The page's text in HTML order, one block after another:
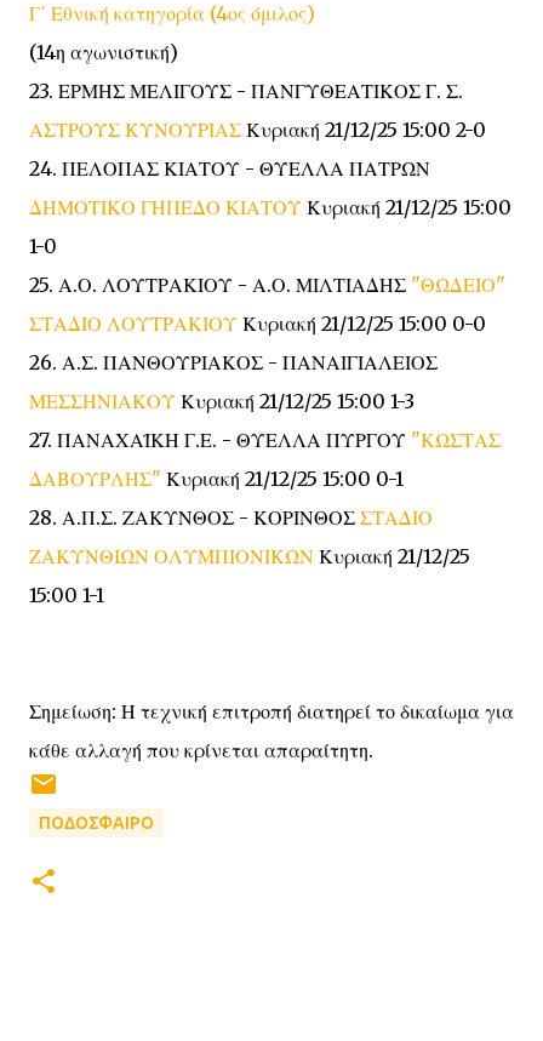
Γ΄ Εθνική κατηγορία (4ος όμιλος)
(14η αγωνιστική)
23. ΕΡΜΗΣ ΜΕΛΙΓΟΥΣ - ΠΑΝΓΥΘΕΑΤΙΚΟΣ Γ. Σ.
ΑΣΤΡΟΥΣ ΚΥΝΟΥΡΙΑΣ Κυριακή 21/12/25 15:00 2-0
24. ΠΕΛΟΠΑΣ ΚΙΑΤΟΥ - ΘΥΕΛΛΑ ΠΑΤΡΩΝ
ΔΗΜΟΤΙΚΟ ΓΗΠΕΔΟ ΚΙΑΤΟΥ Κυριακή 21/12/25 15:00
1-0
25. Α.Ο. ΛΟΥΤΡΑΚΙΟΥ - Α.Ο. ΜΙΛΤΙΑΔΗΣ "ΘΩΔΕΙΟ"
ΣΤΑΔΙΟ ΛΟΥΤΡΑΚΙΟΥ Κυριακή 21/12/25 15:00 0-0
26. Α.Σ. ΠΑΝΘΟΥΡΙΑΚΟΣ - ΠΑΝΑΙΓΙΑΛΕΙΟΣ
ΜΕΣΣΗΝΙΑΚΟΥ Κυριακή 21/12/25 15:00 1-3
27. ΠΑΝΑΧΑΪΚΗ Γ.Ε. - ΘΥΕΛΛΑ ΠΥΡΓΟΥ "ΚΩΣΤΑΣ
ΔΑΒΟΥΡΛΗΣ" Κυριακή 21/12/25 15:00 0-1
28. Α.Π.Σ. ΖΑΚΥΝΘΟΣ - ΚΟΡΙΝΘΟΣ ΣΤΑΔΙΟ
ΖΑΚΥΝΘΙΩΝ ΟΛΥΜΠΙΟΝΙΚΩΝ Κυριακή 21/12/25
15:00 1-1
Σημείωση: Η τεχνική επιτροπή διατηρεί το δικαίωμα για
κάθε αλλαγή που κρίνεται απαραίτητη.
ΠΟΔΟΣΦΑΙΡΟ